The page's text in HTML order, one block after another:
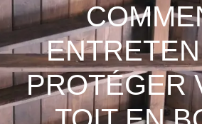
PROTÉGER